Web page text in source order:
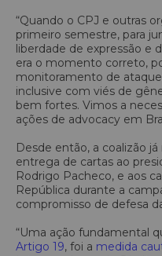
“Quando o CPJ e outras
primeiro semestre, para
liberdade de expressão e
era o momento correto,
monitoramento de
inclusive com viés de
bem fortes. Vimos a
ações de advocacy em
Desde então, a coalizão
entrega de cartas ao
Rodrigo Pacheco, e aos
República durante a
compromisso de defesa
“Uma ação fundamental
Artigo 19, foi a medida